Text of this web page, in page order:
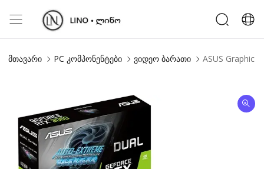
მთავარი PC კომპონენტები ვიდეო ბარათი ASUS Graphic